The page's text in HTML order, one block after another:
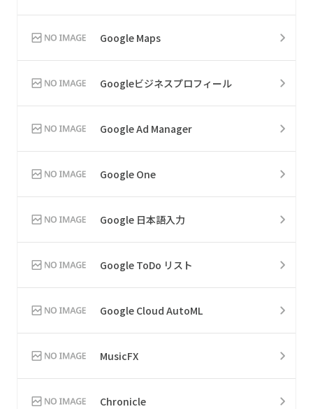
Google Maps
Googleビジネスプロフィール
Google Ad Manager
Google One
Google 日本語入力
Google ToDo リスト
Google Cloud AutoML
MusicFX
Chronicle